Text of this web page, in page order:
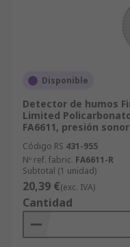
Disponible
Detector de humos
Limited
FA6611, presión
Código RS 431-955
Nº ref. fabric. FA6611-R
Subtotal (1 unidad)
20,39 €(exc. IVA)
Cantidad